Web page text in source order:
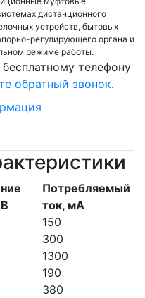
дистанционного
устройств, бытовых
регулирующего органа и
режиме работы.
бесплатному телефону
обратный звонок.
Потребляемый
ток, мА
150
300
1300
190
380